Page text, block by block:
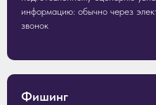
информацию: обычно через
звонок
Фишинг